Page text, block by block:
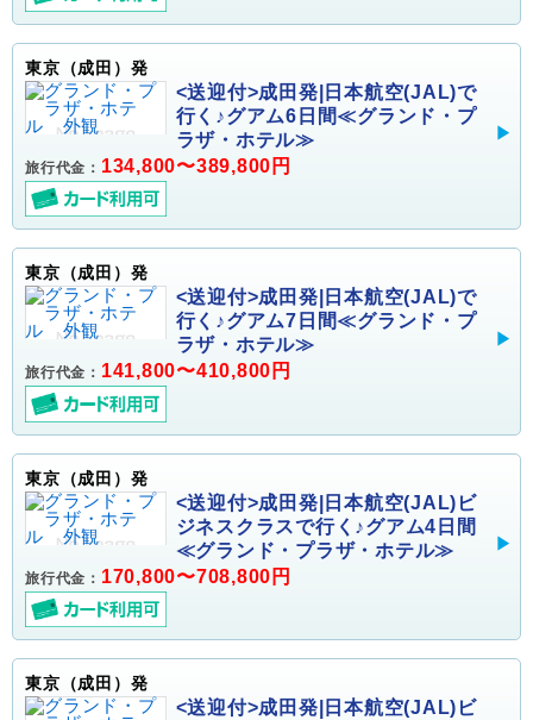
東京（成田）発
<送迎付>成田発|日本航空(JAL)で
行く♪グアム6日間≪グランド・プ
ラザ・ホテル≫
旅行代金： 134,800〜389,800円
東京（成田）発
<送迎付>成田発|日本航空(JAL)で
行く♪グアム7日間≪グランド・プ
ラザ・ホテル≫
旅行代金： 141,800〜410,800円
東京（成田）発
<送迎付>成田発|日本航空(JAL)ビ
ジネスクラスで行く♪グアム4日間
≪グランド・プラザ・ホテル≫
旅行代金： 170,800〜708,800円
東京（成田）発
<送迎付>成田発|日本航空(JAL)ビ